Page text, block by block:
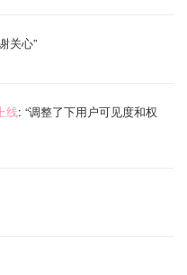
关心”
线: “调整了下用户可见度和权